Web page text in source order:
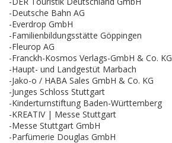
-Deutsche Bahn AG
-Everdrop GmbH
-Familienbildungsstätte Göppingen
-Fleurop AG
-Franckh-Kosmos Verlags-GmbH & Co. KG
-Haupt- und Landgestüt Marbach
-Jako-o / HABA Sales GmbH & Co. KG
-Junges Schloss Stuttgart
-Kinderturnstiftung Baden-Württemberg
-KREATIV | Messe Stuttgart
-Messe Stuttgart GmbH
-Parfümerie Douglas GmbH